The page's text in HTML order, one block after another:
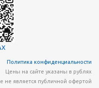
Политика конфиденциальности
Цены на сайте указаны в рублях
не является публичной офертой